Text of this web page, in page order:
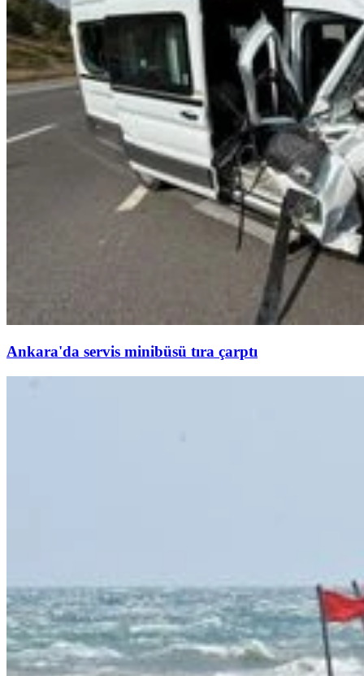
Ankara'da servis minibüsü tıra çarptı